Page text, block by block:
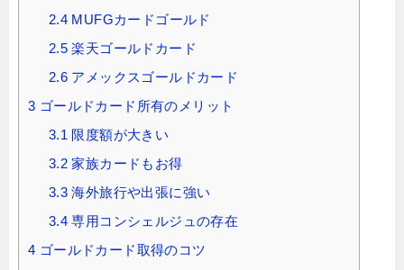
2.4 MUFGカードゴールド
2.5 楽天ゴールドカード
2.6 アメックスゴールドカード
3 ゴールドカード所有のメリット
3.1 限度額が大きい
3.2 家族カードもお得
3.3 海外旅行や出張に強い
3.4 専用コンシェルジュの存在
4 ゴールドカード取得のコツ